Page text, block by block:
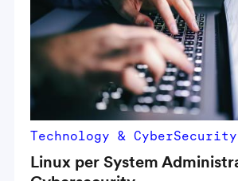
Technology & CyberSecurity
Linux per System